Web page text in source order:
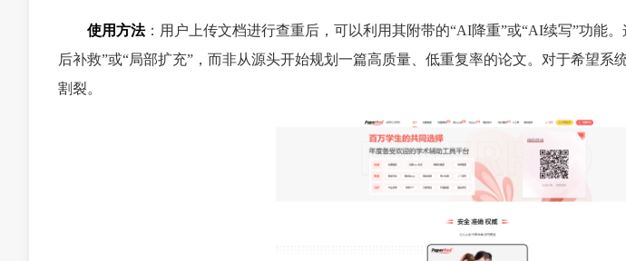
使用方法：用户上传文档进行查重后，可以利用其附带的“AI降重”或“AI续写”功能
后补救”或“局部扩充”，而非从源头开始规划一篇高质量、低重复率的论文。对于希望系
割裂。